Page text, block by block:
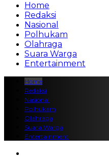
Home
Redaksi
Nasional
Polhukam
Olahraga
Suara Warga
Entertainment
Home
Redaksi
Nasional
Polhukam
Olahraga
Suara Warga
Entertainment